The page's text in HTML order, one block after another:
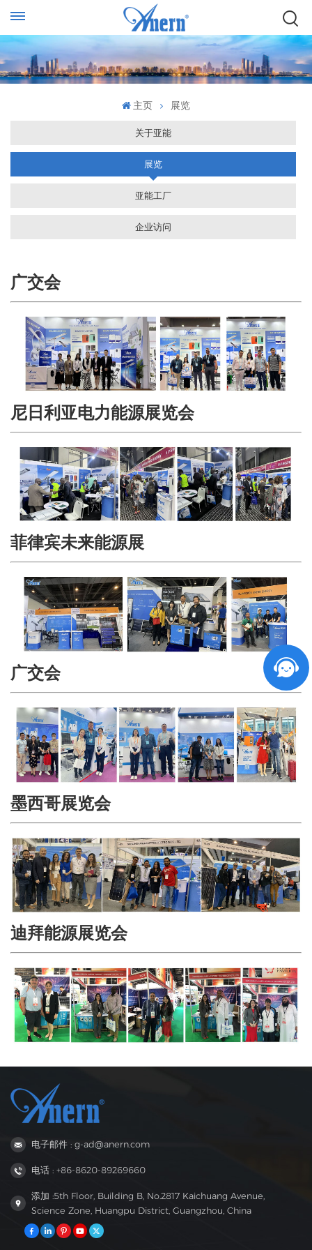
主页 展览
关于亚能
展览
亚能工厂
企业访问
广交会
尼日利亚电力能源展览会
菲律宾未来能源展
广交会
墨西哥展览会
迪拜能源展览会
电子邮件 : g-ad@anern.com
电话 : +86-8620-89269660
添加 :5th Floor, Building B, No.2817 Kaichuang Avenue,
Science Zone, Huangpu District, Guangzhou, China